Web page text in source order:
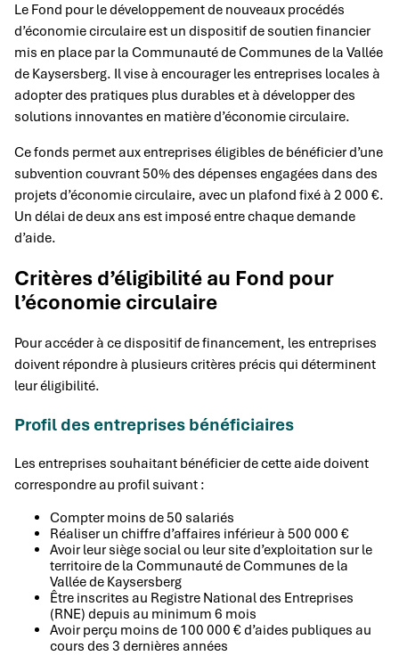
Le Fond pour le développement de nouveaux procédés
d’économie circulaire est un dispositif de soutien financier
mis en place par la Communauté de Communes de la Vallée
de Kaysersberg. Il vise à encourager les entreprises locales à
adopter des pratiques plus durables et à développer des
solutions innovantes en matière d’économie circulaire.
Ce fonds permet aux entreprises éligibles de bénéficier d’une
subvention couvrant 50% des dépenses engagées dans des
projets d’économie circulaire, avec un plafond fixé à 2 000 €.
Un délai de deux ans est imposé entre chaque demande
d’aide.
Critères d’éligibilité au Fond pour
l’économie circulaire
Pour accéder à ce dispositif de financement, les entreprises
doivent répondre à plusieurs critères précis qui déterminent
leur éligibilité.
Profil des entreprises bénéficiaires
Les entreprises souhaitant bénéficier de cette aide doivent
correspondre au profil suivant :
Compter moins de 50 salariés
Réaliser un chiffre d’affaires inférieur à 500 000 €
Avoir leur siège social ou leur site d’exploitation sur le
territoire de la Communauté de Communes de la
Vallée de Kaysersberg
Être inscrites au Registre National des Entreprises
(RNE) depuis au minimum 6 mois
Avoir perçu moins de 100 000 € d’aides publiques au
cours des 3 dernières années